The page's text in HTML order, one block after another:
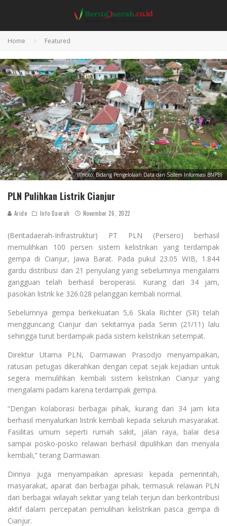
Home Featured
(Photo: Bidang Pengelolaan Data dan Sistem Informasi BNPB)
PLN Pulihkan Listrik Cianjur
Aride Info Daerah November 26, 2022
(Beritadaerah-Infrastruktur) PT PLN (Persero) berhasil
memulihkan 100 persen sistem kelistrikan yang terdampak
gempa di Cianjur, Jawa Barat. Pada pukul 23.05 WIB, 1.844
gardu distribusi dan 21 penyulang yang sebelumnya mengalami
gangguan telah berhasil beroperasi. Kurang dari 34 jam,
pasokan listrik ke 326.028 pelanggan kembali normal.
Sebelumnya gempa berkekuatan 5,6 Skala Richter (SR) telah
mengguncang Cianjur dan sekitarnya pada Senin (21/11) lalu
sehingga turut berdampak pada sistem kelistrikan setempat.
Direktur Utama PLN, Darmawan Prasodjo menyampaikan,
ratusan petugas dikerahkan dengan cepat sejak kejadian untuk
segera memulihkan kembali sistem kelistrikan Cianjur yang
mengalami padam karena terdampak gempa.
“Dengan kolaborasi berbagai pihak, kurang dari 34 jam kita
berhasil menyalurkan listrik kembali kepada seluruh masyarakat.
Fasilitas umum seperti rumah sakit, jalan raya, balai desa
sampai posko-posko relawan berhasil dipulihkan dan menyala
kembali,” terang Darmawan.
Dirinya juga menyampaikan apresiasi kepada pemerintah,
masyarakat, aparat dan berbagai pihak, termasuk relawan PLN
dari berbagai wilayah sekitar yang telah terjun dan berkontribusi
aktif dalam percepatan pemulihan kelistrikan pasca gempa di
Cianjur.